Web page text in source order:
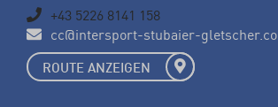
+43 5226 8141 158
cc@intersport-stubaier-
ROUTE ANZEIGEN